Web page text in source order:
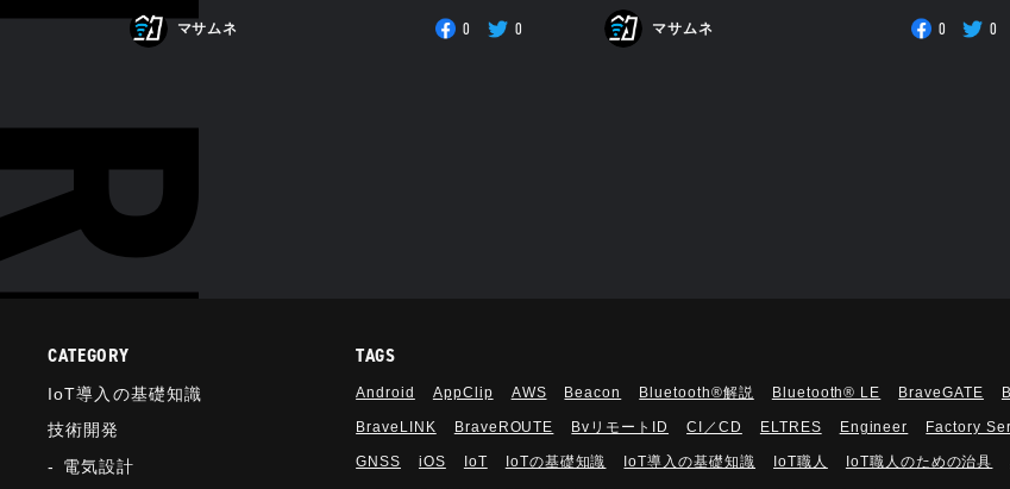
マサムネ 0 0 マサムネ 0 0
CATEGORY
IoT導入の基礎知識
技術開発
電気設計
TAGS
Android AppClip AWS Beacon Bluetooth®解説 Bluetooth®︎ LE BraveGATE
BraveLINK BraveROUTE BvリモートID CI／CD ELTRES Engineer Factory
GNSS iOS IoT IoTの基礎知識 IoT導入の基礎知識 IoT職人 IoT職人のための治具